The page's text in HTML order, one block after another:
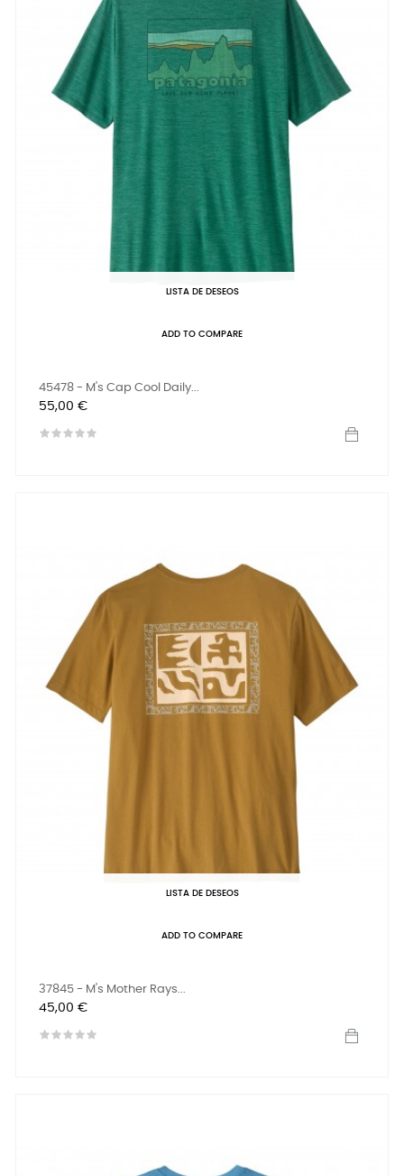
LISTA DE DESEOS
ADD TO COMPARE
45478 - M's Cap Cool Daily...
Precio
55,00 €
LISTA DE DESEOS
ADD TO COMPARE
37845 - M's Mother Rays...
Precio
45,00 €